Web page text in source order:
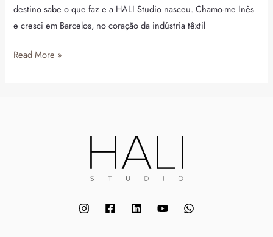
destino sabe o que faz e a HALI Studio nasceu. Chamo-me Inês
e cresci em Barcelos, no coração da indústria têxtil
Read More »